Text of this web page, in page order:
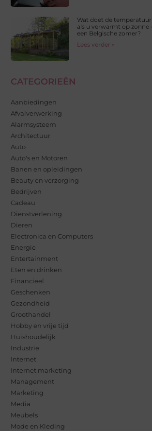
Wat doet de
als u verwarmt op
een Belgische zomer?
Lees verder »
CATEGORIEËN
Aanbiedingen
Afvalverwerking
Alarmsysteem
Architectuur
Auto
Auto's en Motoren
Banen en opleidingen
Beauty en verzorging
Bedrijven
Cadeau
Dienstverlening
Dieren
Electronica en Computers
Energie
Entertainment
Eten en drinken
Financieel
Geschenken
Gezondheid
Groothandel
Hobby en vrije tijd
Huishoudelijk
Industrie
Internet
Internet marketing
Management
Marketing
Media
Meubels
Mode en Kleding